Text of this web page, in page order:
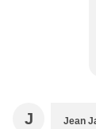
J Jean